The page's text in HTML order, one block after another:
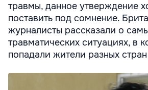
травмы, данное утверждение
поставить под сомнение.
журналисты рассказали о
травматических ситуациях, в
попадали жители разных